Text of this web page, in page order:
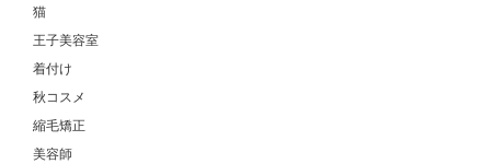
猫
王子美容室
着付け
秋コスメ
縮毛矯正
美容師